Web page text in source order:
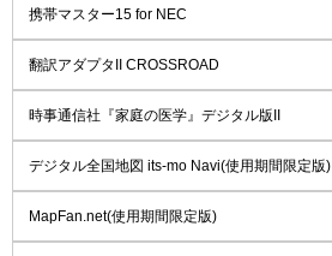
携帯マスター15 for NEC
翻訳アダプタII CROSSROAD
時事通信社『家庭の医学』デジタル版II
デジタル全国地図 its-mo Navi(使用期間限定版)
MapFan.net(使用期間限定版)